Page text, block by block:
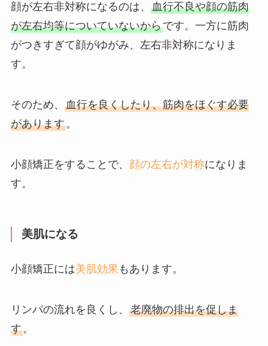
顔が左右非対称になるのは、 血行不良や顔の筋肉
が左右均等についていないからです。一方に筋肉
がつきすぎて顔がゆがみ、左右非対称になりま
す。
そのため、 血行を良くしたり、筋肉をほぐす必要
があります。
小顔矯正をすることで、 顔の左右が対称になりま
す。
美肌になる
小顔矯正には美肌効果 もあります。
リンパの流れを良くし、 老廃物の排出を促しま
す。